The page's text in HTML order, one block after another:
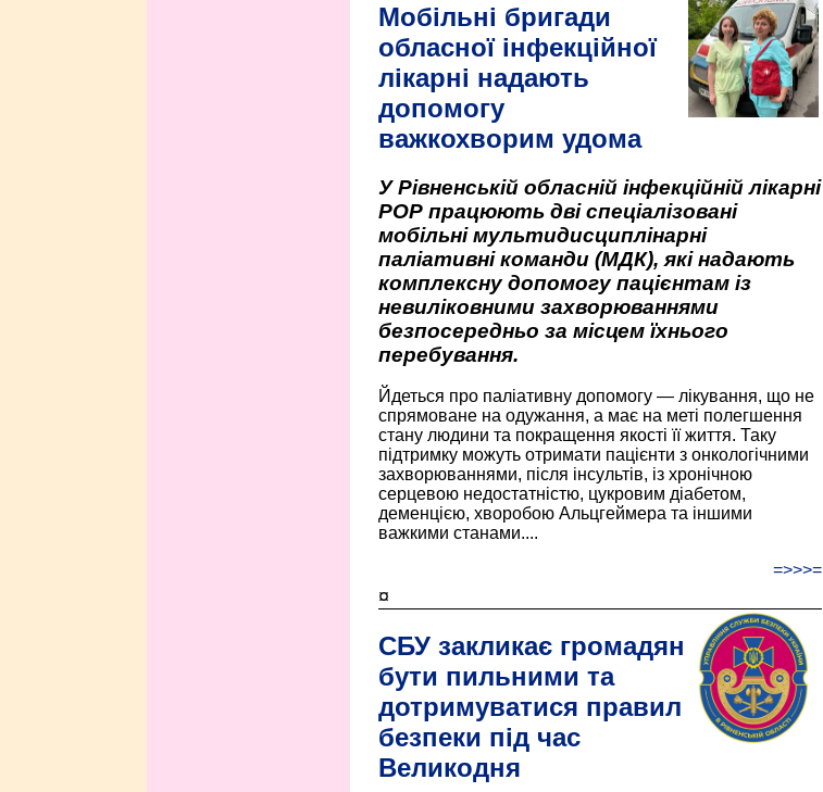
Мобільні бригади
обласної інфекційної
лікарні надають
допомогу
важкохворим удома
У Рівненській обласній інфекційній лікарні
РОР працюють дві спеціалізовані
мобільні мультидисциплінарні
паліативні команди (МДК), які надають
комплексну допомогу пацієнтам із
невиліковними захворюваннями
безпосередньо за місцем їхнього
перебування.
Йдеться про паліативну допомогу — лікування, що не
спрямоване на одужання, а має на меті полегшення
стану людини та покращення якості її життя. Таку
підтримку можуть отримати пацієнти з онкологічними
захворюваннями, після інсультів, із хронічною
серцевою недостатністю, цукровим діабетом,
деменцією, хворобою Альцгеймера та іншими
важкими станами....
=>>>=
¤
СБУ закликає громадян
бути пильними та
дотримуватися правил
безпеки під час
Великодня